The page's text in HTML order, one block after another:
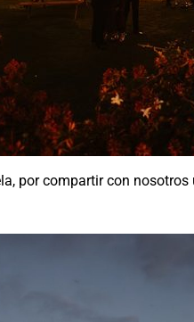
por compartir con